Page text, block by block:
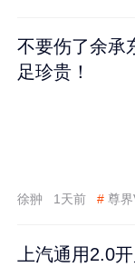
不要伤了余承
足珍贵！
徐翀 1天前 # 尊
上汽通用2.0